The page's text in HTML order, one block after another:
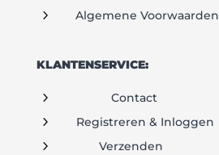
5 Algemene Voorwaarden
KLANTENSERVICE:
5 Contact
5 Registreren & Inloggen
5 Verzenden